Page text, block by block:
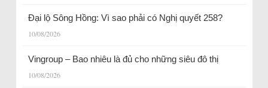
Đại lộ Sông Hồng: Vì sao phải có Nghị quyết 258?
10/08/2026
Vingroup – Bao nhiêu là đủ cho những siêu đô thị
10/08/2026